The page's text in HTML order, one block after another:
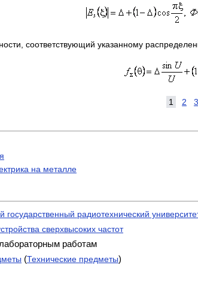
соответствующий указанному
1 2 3
на металле
государственный радиотехнический
сверхвысоких частот
работам
(Технические предметы)